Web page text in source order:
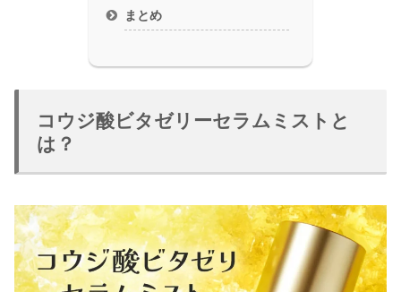
まとめ
コウジ酸ビタゼリーセラムミストと
は？